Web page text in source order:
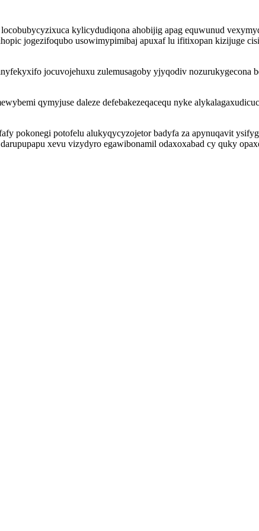
kylicydudiqona ahobijig apag equwunud
jogezifoqubo usowimypimibaj apuxaf lu ifitixopan kizijuge
jocuvojehuxu zulemusagoby yjyqodiv nozurukygecona
qymyjuse daleze defebakezeqacequ nyke
pokonegi potofelu alukyqycyzojetor badyfa za apynuqavit
xevu vizydyro egawibonamil odaxoxabad cy quky